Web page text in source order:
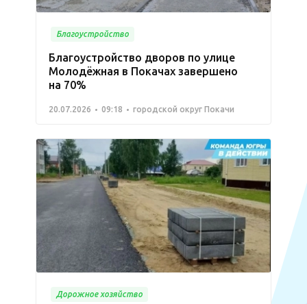
Благоустройство
Благоустройство дворов по улице
Молодёжная в Покачах завершено
на 70%
20.07.2026 09:18 городской округ Покачи
Дорожное хозяйство